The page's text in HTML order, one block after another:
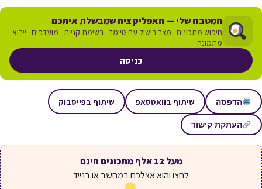
המטבח שלי — האפליקציה שמבשלת איתכם
חיפוש מתכונים · מצב בישול עם טיימר · רשימת קניות · מועדפים · ייבוא
מתמונה
כניסה
הדפסה שיתוף בוואטסאפ שיתוף בפייסבוק
העתקת קישור
מעל 12 אלף מתכונים חינם
לחצו והוא אצלכם במחשב או בנייד